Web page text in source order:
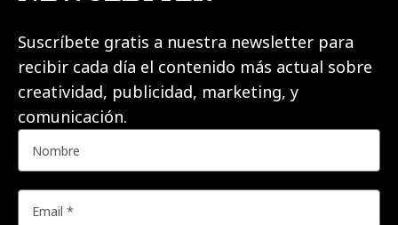
Suscríbete gratis a nuestra newsletter para
recibir cada día el contenido más actual sobre
creatividad, publicidad, marketing, y
comunicación.